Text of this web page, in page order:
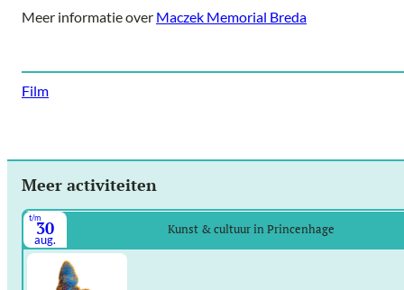
Meer informatie over Maczek Memorial Breda
Film
Meer activiteiten
t/m
30
aug.
Kunst & cultuur in Princenhage